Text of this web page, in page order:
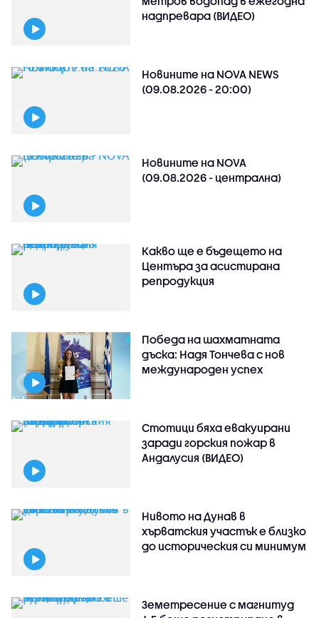
надпревара (ВИДЕО)
Новините на NOVA NEWS
(09.08.2026 - 20:00)
Новините на NOVA
(09.08.2026 - централна)
Какво ще е бъдещето на
Центъра за асистирана
репродукция
Победа на шахматната
дъска: Надя Тончева с нов
международен успех
Стотици бяха евакуирани
заради горския пожар в
Андалусия (ВИДЕО)
Нивото на Дунав в
хърватския участък е близко
до историческия си минимум
Земетресение с магнитуд